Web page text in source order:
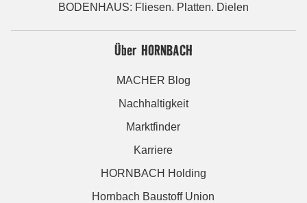
BODENHAUS: Fliesen. Platten. Dielen
Über HORNBACH
MACHER Blog
Nachhaltigkeit
Marktfinder
Karriere
HORNBACH Holding
Hornbach Baustoff Union